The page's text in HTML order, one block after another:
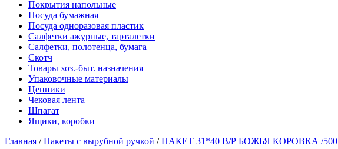
Покрытия напольные
Посуда бумажная
Посуда одноразовая пластик
Салфетки ажурные, тарталетки
Салфетки, полотенца, бумага
Скотч
Товары хоз.-быт. назначения
Упаковочные материалы
Ценники
Чековая лента
Шпагат
Ящики, коробки
Главная /Пакеты с вырубной ручкой /ПАКЕТ 31*40 В/Р БОЖЬЯ КОРОВКА /500